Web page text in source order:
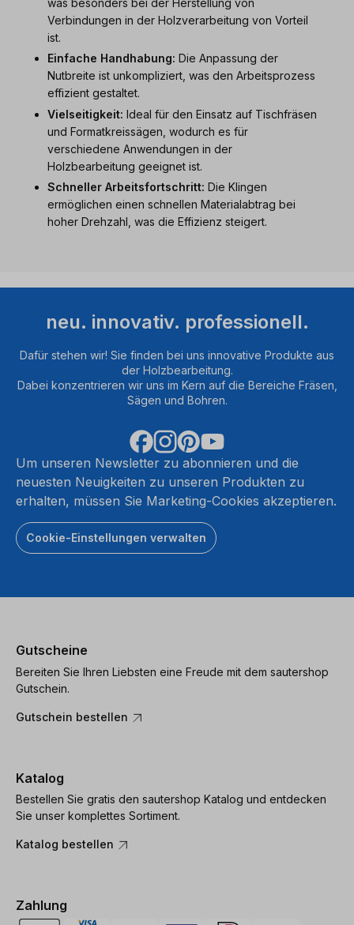
Verbindungen in der Holzverarbeitung von Vorteil
ist.
Einfache Handhabung: Die Anpassung der
Nutbreite ist unkompliziert, was den Arbeitsprozess
effizient gestaltet.
Vielseitigkeit: Ideal für den Einsatz auf Tischfräsen
und Formatkreissägen, wodurch es für
verschiedene Anwendungen in der
Holzbearbeitung geeignet ist.
Schneller Arbeitsfortschritt: Die Klingen
ermöglichen einen schnellen Materialabtrag bei
hoher Drehzahl, was die Effizienz steigert.
neu. innovativ. professionell.
Dafür stehen wir! Sie finden bei uns innovative Produkte aus
der Holzbearbeitung.
Dabei konzentrieren wir uns im Kern auf die Bereiche Fräsen,
Sägen und Bohren.
Um unseren Newsletter zu abonnieren und die
neuesten Neuigkeiten zu unseren Produkten zu
erhalten, müssen Sie Marketing-Cookies akzeptieren.
Cookie-Einstellungen verwalten
Gutscheine
Bereiten Sie Ihren Liebsten eine Freude mit dem sautershop
Gutschein.
Gutschein bestellen
Katalog
Bestellen Sie gratis den sautershop Katalog und entdecken
Sie unser komplettes Sortiment.
Katalog bestellen
Zahlung